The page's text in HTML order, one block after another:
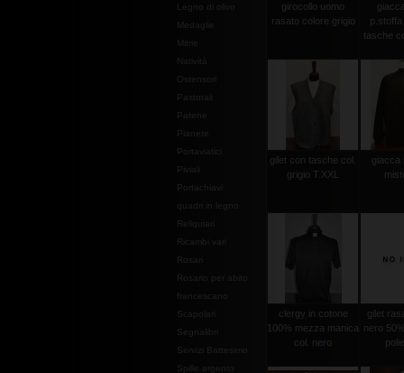
Legno di olivo
Medaglie
Mitrie
Natività
Ostensori
Pastorali
Patene
Pianete
Portaviatici
Piviali
Portachiavi
quadri in legno
Reliquiari
Ricambi vari
Rosari
Rosario per abito
francescano
Scapolari
Segnalibri
Servizi Battesimo
Spille argento
girocollo uomo
rasato colore grigio
tasche
gilet con tasche col.
grigio T.XXL
giacca
clergy in cotone
100% mezza manica
col. nero
gilet
nero